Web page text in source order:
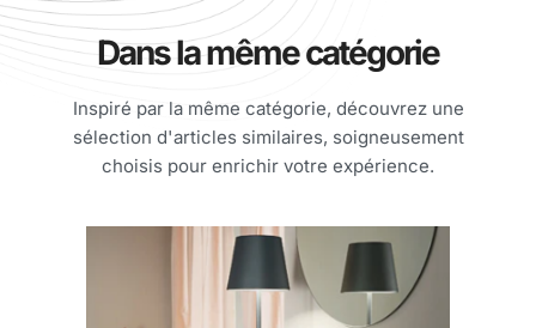
Dans la même catégorie
Inspiré par la même catégorie, découvrez une
sélection d'articles similaires, soigneusement
choisis pour enrichir votre expérience.